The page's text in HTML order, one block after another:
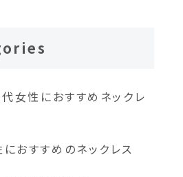
女性におすすめネックレ
おすすめのネックレス